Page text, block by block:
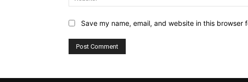
Save my name, email, and website in this browser